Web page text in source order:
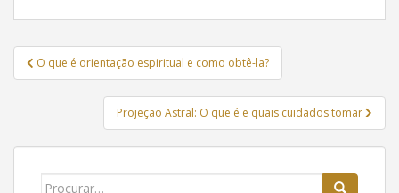
Navegação
de
O que é orientação espiritual e como obtê-la?
Projeção Astral: O que é e quais cuidados tomar
Buscar: